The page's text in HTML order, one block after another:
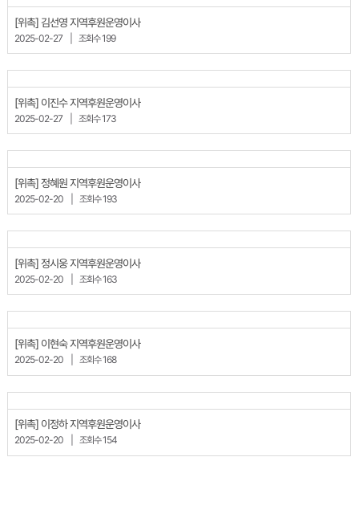
[위촉] 김선영 지역후원운영이사
2025-02-27 조회수 199
[위촉] 이진수 지역후원운영이사
2025-02-27 조회수 173
[위촉] 정혜원 지역후원운영이사
2025-02-20 조회수 193
[위촉] 정시웅 지역후원운영이사
2025-02-20 조회수 163
[위촉] 이현숙 지역후원운영이사
2025-02-20 조회수 168
[위촉] 이정하 지역후원운영이사
2025-02-20 조회수 154